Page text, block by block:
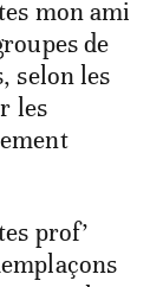
mon ami
de
selon les
les
prof’